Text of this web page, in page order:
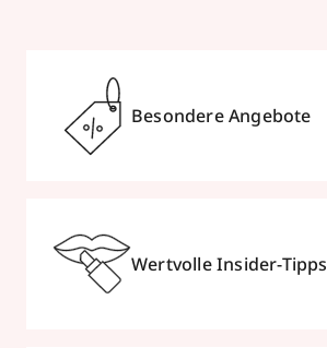
Besondere Angebote
Wertvolle Insider-Tipps